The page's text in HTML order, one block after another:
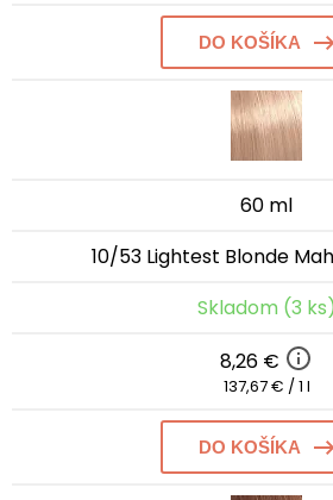
DO KOŠÍKA
60 ml
10/53 Lightest Blonde
Skladom (3 ks)
8,26 €
137,67 € / 1 l
DO KOŠÍKA